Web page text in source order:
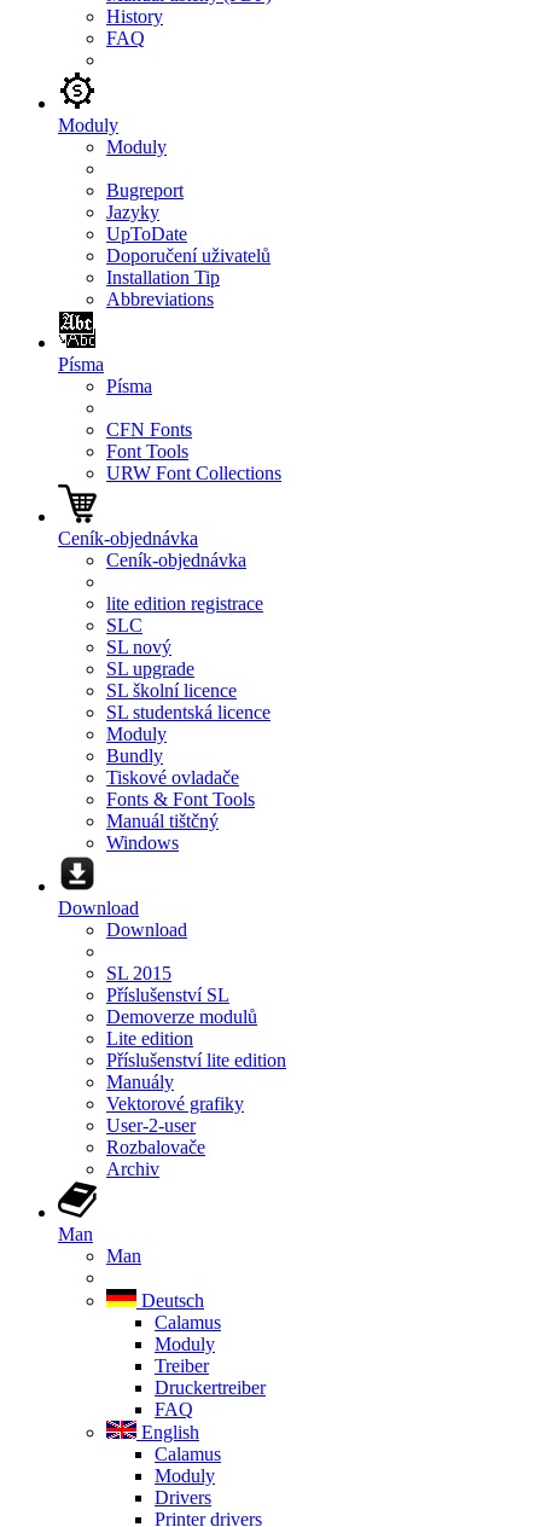
History
FAQ
Moduly
Moduly
Bugreport
Jazyky
UpToDate
Doporučení uživatelů
Installation Tip
Abbreviations
Písma
Písma
CFN Fonts
Font Tools
URW Font Collections
Ceník-objednávka
Ceník-objednávka
lite edition registrace
SLC
SL nový
SL upgrade
SL školní licence
SL studentská licence
Moduly
Bundly
Tiskové ovladače
Fonts & Font Tools
Manuál tištčný
Windows
Download
Download
SL 2015
Příslušenství SL
Demoverze modulů
Lite edition
Příslušenství lite edition
Manuály
Vektorové grafiky
User-2-user
Rozbalovače
Archiv
Man
Man
Deutsch
Calamus
Moduly
Treiber
Druckertreiber
FAQ
English
Calamus
Moduly
Drivers
Printer drivers